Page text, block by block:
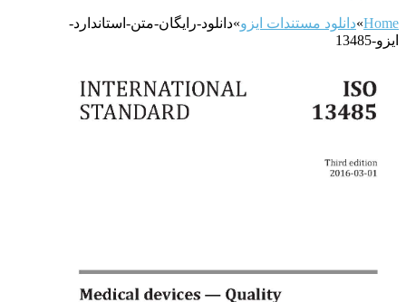
Home
»دانلود مستندات ایزو»دانلود-رایگان-متن-استاندارد-
ایزو-13485